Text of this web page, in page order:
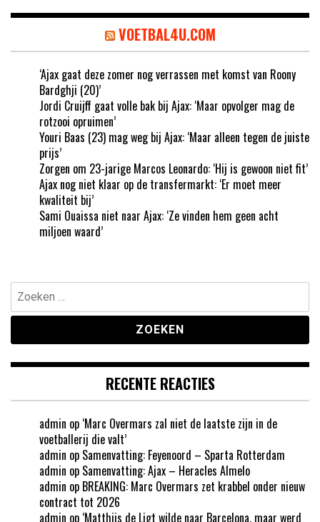
VOETBAL4U.COM
‘Ajax gaat deze zomer nog verrassen met komst van Roony
Bardghji (20)’
Jordi Cruijff gaat volle bak bij Ajax: ‘Maar opvolger mag de
rotzooi opruimen’
Youri Baas (23) mag weg bij Ajax: ‘Maar alleen tegen de juiste
prijs’
Zorgen om 23-jarige Marcos Leonardo: ‘Hij is gewoon niet fit’
Ajax nog niet klaar op de transfermarkt: ‘Er moet meer
kwaliteit bij’
Sami Ouaissa niet naar Ajax: ‘Ze vinden hem geen acht
miljoen waard’
Zoeken
naar:
RECENTE REACTIES
admin op ‘Marc Overmars zal niet de laatste zijn in de
voetballerij die valt’
admin op Samenvatting: Feyenoord – Sparta Rotterdam
admin op Samenvatting: Ajax – Heracles Almelo
admin op BREAKING: Marc Overmars zet krabbel onder nieuw
contract tot 2026
admin op ‘Matthijs de Ligt wilde naar Barcelona, maar werd